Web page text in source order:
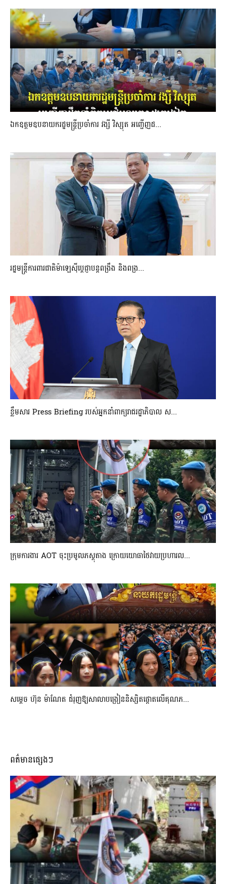
ឯកឧត្តមឧបនាយករដ្ឋមន្រ្តីប្រចាំការ វង្សី វិស្សុត អញ្ជើញដ...
រដ្ឋមន្ត្រីការពារជាតិម៉ាឡេស៊ីប្ដេជ្ញាបន្តពង្រឹង និងពង្រ...
ខ្លឹមសារ Press Briefing របស់អ្នកនាំពាក្យរាជរដ្ឋាភិបាល ស...
ក្រុមការងារ AOT ចុះប្រមូលភស្តុតាង ក្រោយយោធាថៃវាយប្រហារល...
សម្តេច ហ៊ុន ម៉ាណែត ជំរុញឱ្យសាលាបង្រៀននិស្សិតផ្តោតលើគុណភ...
ពត៌មានផ្សេងៗ